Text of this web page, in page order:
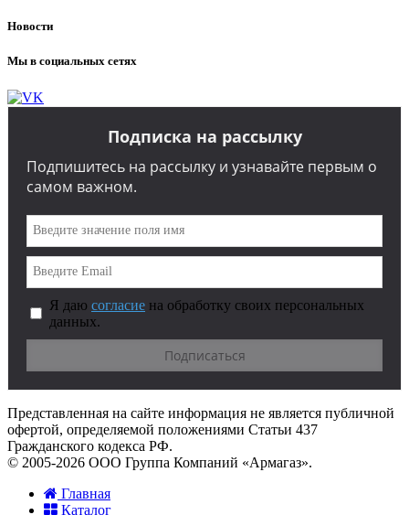
Новости
Мы в социальных сетях
Подписка на рассылку
Подпишитесь на рассылку и узнавайте первым о
самом важном.
Я даю согласие на обработку своих персональных
данных.
Представленная на сайте информация не является публичной
офертой, определяемой положениями Статьи 437
Гражданского кодекса РФ.
© 2005-2026 ООО Группа Компаний «Армагаз».
Главная
Каталог